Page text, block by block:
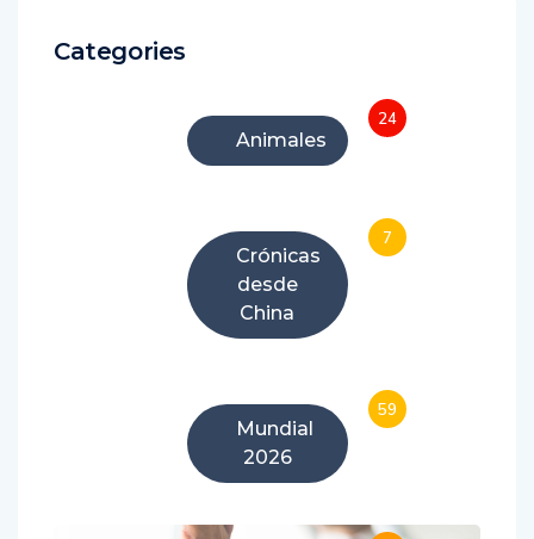
Categories
Animales
24
Crónicas
desde
China
7
Mundial
2026
59